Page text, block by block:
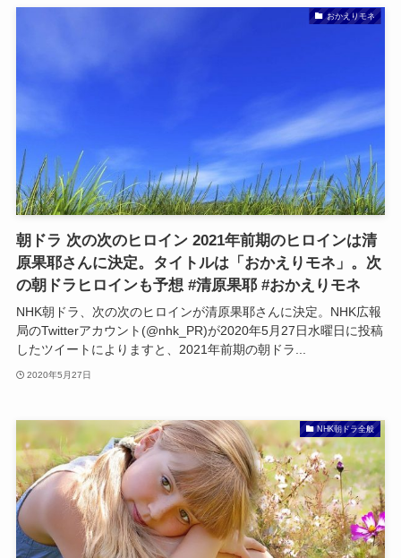
おかえりモネ
朝ドラ 次の次のヒロイン 2021年前期のヒロインは清
原果耶さんに決定。タイトルは「おかえりモネ」。次
の朝ドラヒロインも予想 #清原果耶 #おかえりモネ
NHK朝ドラ、次の次のヒロインが清原果耶さんに決定。NHK広報
局のTwitterアカウント(@nhk_PR)が2020年5月27日水曜日に投稿
したツイートによりますと、2021年前期の朝ドラ...
2020年5月27日
NHK朝ドラ全般